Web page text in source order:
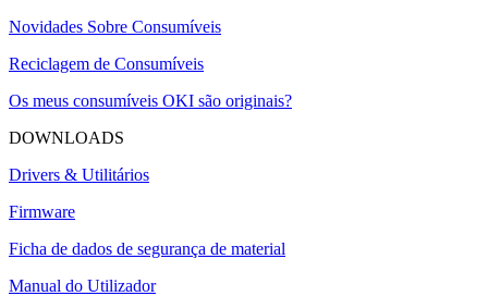
Novidades Sobre Consumíveis
Reciclagem de Consumíveis
Os meus consumíveis OKI são originais?
DOWNLOADS
Drivers & Utilitários
Firmware
Ficha de dados de segurança de material
Manual do Utilizador